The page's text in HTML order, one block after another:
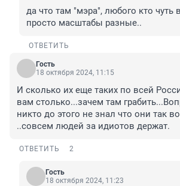
да что там "мэра", любого кто
просто масштабы разные..
ОТВЕТИТЬ
Гость
18 октября 2024, 11:15
И сколько их еще таких по всей
вам столько...зачем там
никто до этого не знал что они так
..совсем людей за идиотов держат.
ОТВЕТИТЬ 2
Гость
18 октября 2024, 11:23